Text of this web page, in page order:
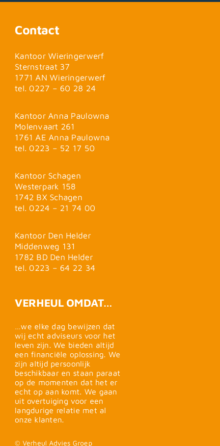
Contact
Kantoor Wieringerwerf
Sternstraat 37
1771 AN Wieringerwerf
tel. 0227 – 60 28 24
Kantoor Anna Paulowna
Molenvaart 261
1761 AE Anna Paulowna
tel. 0223 – 52 17 50
Kantoor Schagen
Westerpark 158
1742 BX Schagen
tel. 0224 – 21 74 00
Kantoor Den Helder
Middenweg 131
1782 BD Den Helder
tel. 0223 – 64 22 34
VERHEUL OMDAT…
…we elke dag bewijzen dat
wij echt adviseurs voor het
leven zijn. We bieden altijd
een financiële oplossing. We
zijn altijd persoonlijk
beschikbaar en staan paraat
op de momenten dat het er
echt op aan komt. We gaan
uit overtuiging voor een
langdurige relatie met al
onze klanten.
© Verheul Advies Groep